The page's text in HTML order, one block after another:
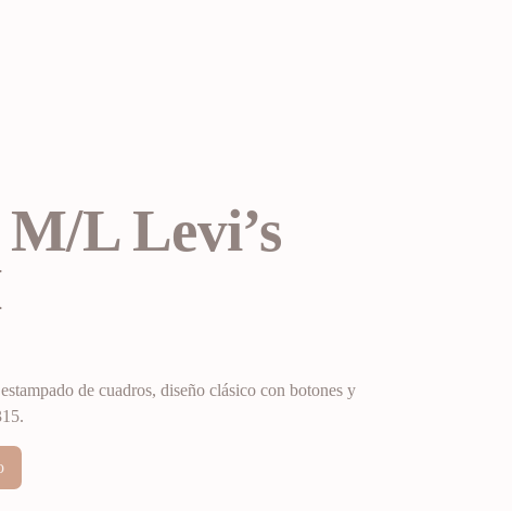
L Levi’s
de cuadros, diseño clásico con botones y